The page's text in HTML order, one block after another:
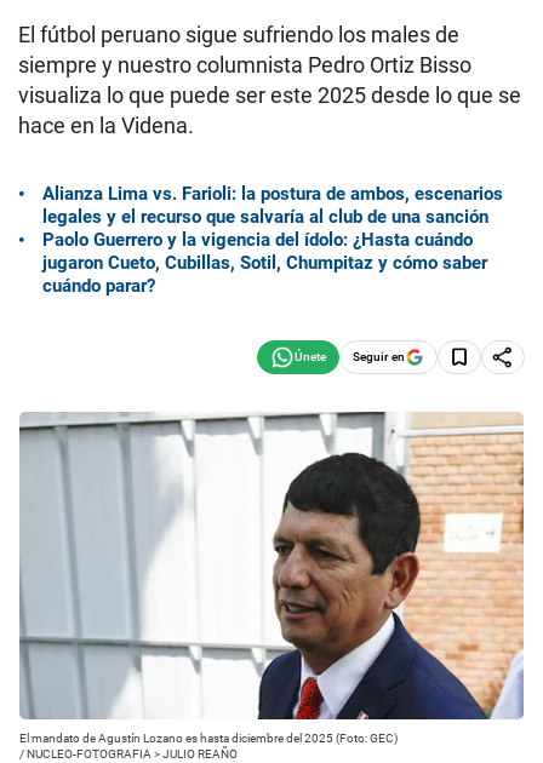
El fútbol peruano sigue sufriendo los males de
siempre y nuestro columnista Pedro Ortiz Bisso
visualiza lo que puede ser este 2025 desde lo que se
hace en la Videna.
Alianza Lima vs. Farioli: la postura de ambos, escenarios
legales y el recurso que salvaría al club de una sanción
Paolo Guerrero y la vigencia del ídolo: ¿Hasta cuándo
jugaron Cueto, Cubillas, Sotil, Chumpitaz y cómo saber
cuándo parar?
Seguir en
El mandato de Agustín Lozano es hasta diciembre del 2025 (Foto: GEC)
/NUCLEO-FOTOGRAFIA > JULIO REAÑO